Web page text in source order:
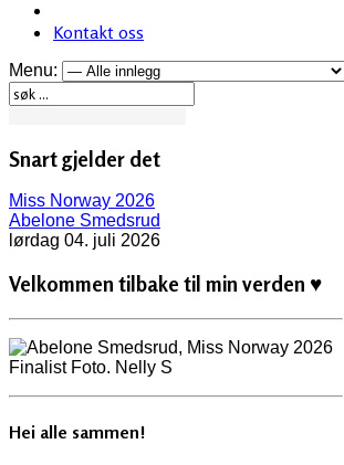
Kontakt oss
Menu:
Snart gjelder det
Miss Norway 2026
Abelone Smedsrud
lørdag 04. juli 2026
Velkommen tilbake til min verden ♥
Hei alle sammen!